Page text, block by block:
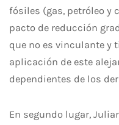
fósiles (gas, petróleo y
pacto de reducción
que no es vinculante y
aplicación de este
dependientes de los
En segundo lugar,